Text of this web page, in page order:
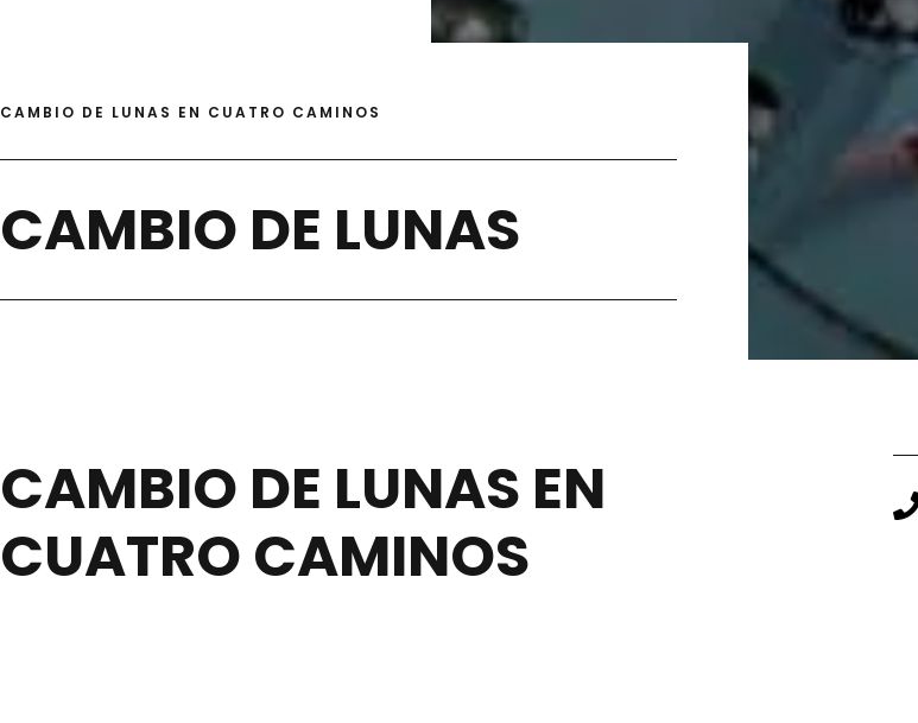
CAMBIO DE LUNAS EN CUATRO CAMINOS
CAMBIO DE LUNAS
CAMBIO DE LUNAS EN
CUATRO CAMINOS